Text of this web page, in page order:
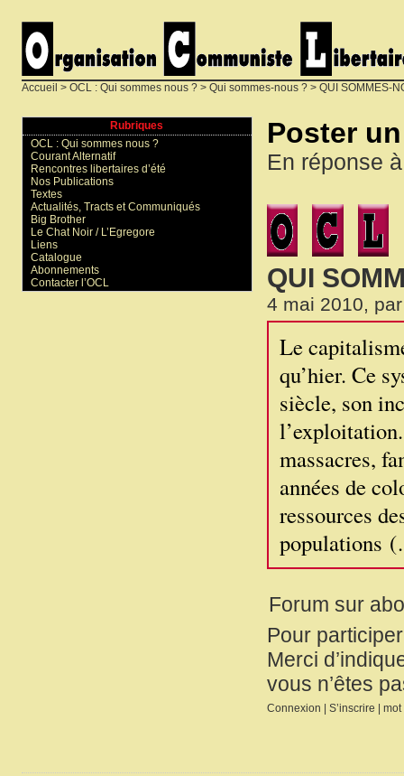
Accueil > OCL : Qui sommes nous ? > Qui sommes-nous ? > QUI SOMMES-
Poster
En réponse
QUI
4 mai 2010,
Le
qu’hier. Ce
siècle, son
massacres,
années de
ressources
populations
Forum sur
Pour
Merci
vous n’êtes
Connexion | S’inscrire | mot
Rubriques
OCL : Qui sommes nous ?
Courant Alternatif
Rencontres libertaires d’été
Nos Publications
Textes
Actualités, Tracts et Communiqués
Big Brother
Le Chat Noir / L’Egregore
Liens
Catalogue
Abonnements
Contacter l’OCL